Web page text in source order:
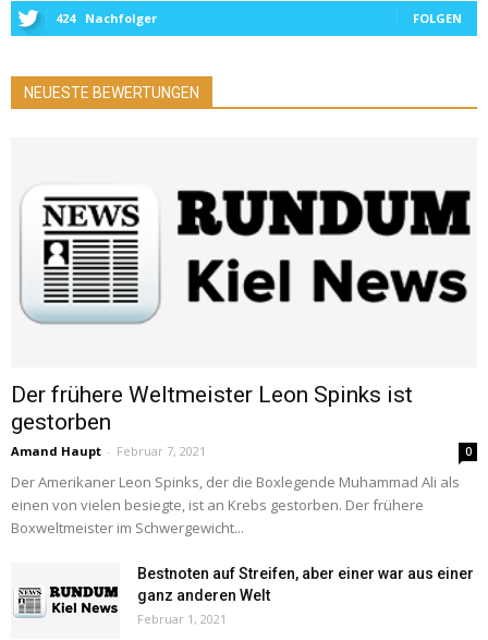
424 Nachfolger FOLGEN
NEUESTE BEWERTUNGEN
Der frühere Weltmeister Leon Spinks ist
gestorben
Amand Haupt - Februar 7, 2021 0
Der Amerikaner Leon Spinks, der die Boxlegende Muhammad Ali als
einen von vielen besiegte, ist an Krebs gestorben. Der frühere
Boxweltmeister im Schwergewicht...
Bestnoten auf Streifen, aber einer war aus einer
ganz anderen Welt
Februar 1, 2021